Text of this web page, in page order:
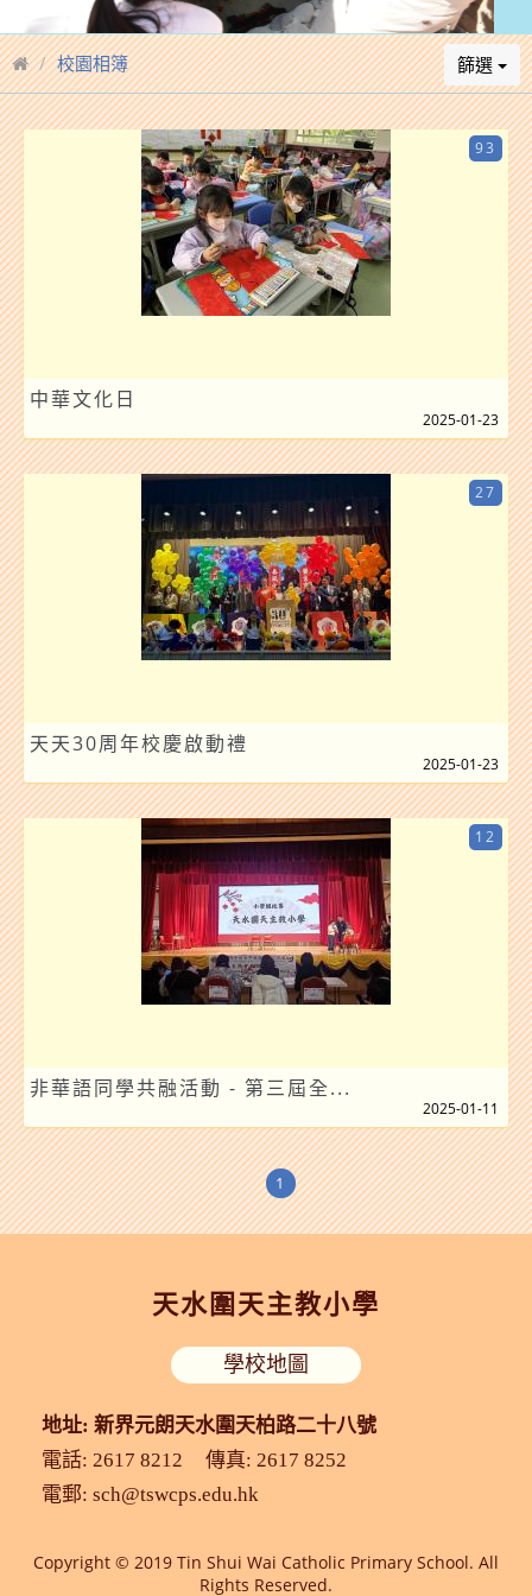
校園相簿 篩選
中華文化日
93
2025-01-23
天天30周年校慶啟動禮
27
2025-01-23
非華語同學共融活動 - 第三屆全...
12
2025-01-11
1
天水圍天主教小學
地址: 新界元朗天水圍天柏路二十八號
學校地圖
電話: 2617 8212
傳真: 2617 8252
電郵: sch@tswcps.edu.hk
Copyright © 2019 Tin Shui Wai Catholic Primary School. All
Rights Reserved.